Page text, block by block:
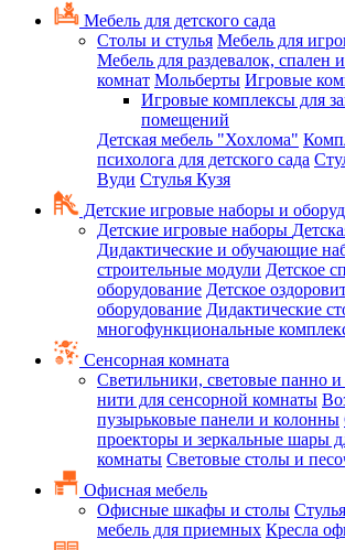
Мебель для детского сада
Столы и стулья Мебель для
Мебель для раздевалок, спален
комнат Мольберты Игровые
Игровые комплексы для
помещений
Детская мебель "Хохлома"
психолога для детского сада
Вуди Стулья Кузя
Детские игровые наборы и
Детские игровые наборы
Дидактические и обучающие
строительные модули Детское
оборудование Детское
оборудование Дидактические
многофункциональные
Сенсорная комната
Светильники, световые панно
нити для сенсорной комнаты
пузырьковые панели и колонны
проекторы и зеркальные шары
комнаты Световые столы и
Офисная мебель
Офисные шкафы и столы
мебель для приемных Кресла